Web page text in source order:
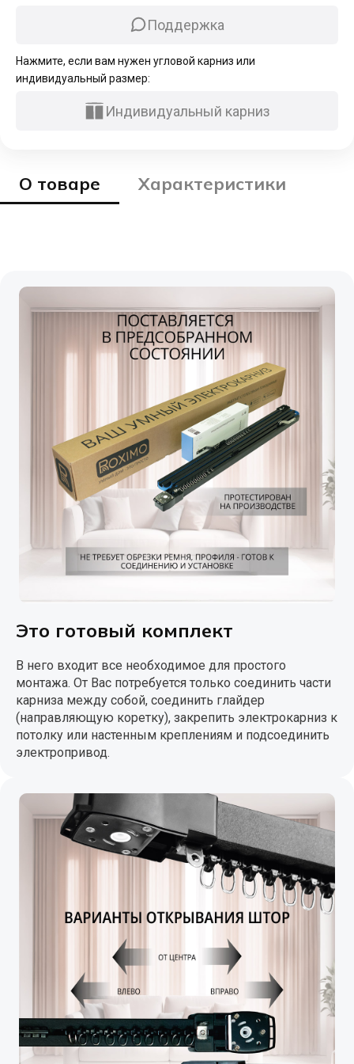
Поддержка
Нажмите, если вам нужен угловой карниз или
индивидуальный размер:
Индивидуальный карниз
О товаре Характеристики
Это готовый комплект
В него входит все необходимое для простого
монтажа. От Вас потребуется только соединить части
карниза между собой, соединить глайдер
(направляющую коретку), закрепить электрокарниз к
потолку или настенным креплениям и подсоединить
электропривод.